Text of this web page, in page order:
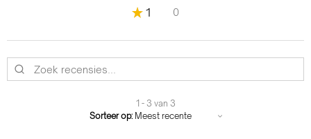
★ 1 0%0
1 - 3 van 3
Sorteer op: